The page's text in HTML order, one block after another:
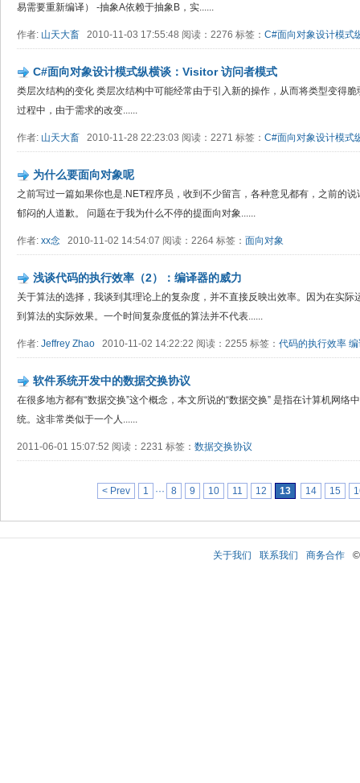
易需要重新编译） -抽象A依赖于抽象B，实......
作者: 山天大畜 2010-11-03 17:55:48 阅读：2276 标签： C#面向对象设计模式
C#面向对象设计模式纵横谈：Visitor 访问者模式
类层次结构的变化 类层次结构中可能经常由于引入新的操作，从而将类型变得
过程中，由于需求的改变......
作者: 山天大畜 2010-11-28 22:23:03 阅读：2271 标签： C#面向对象设计模式
为什么要面向对象呢
之前写过一篇如果你也是.NET程序员，收到不少留言，各种意见都有，之前的
郁闷的人道歉。 问题在于我为什么不停的提面向对象......
作者: xx念 2010-11-02 14:54:07 阅读：2264 标签： 面向对象
浅谈代码的执行效率（2）：编译器的威力
关于算法的选择，我谈到其理论上的复杂度，并不直接反映出效率。因为在实
到算法的实际效果。一个时间复杂度低的算法并不代表......
作者: Jeffrey Zhao 2010-11-02 14:22:22 阅读：2255 标签： 代码的执行效率
软件系统开发中的数据交换协议
在很多地方都有“数据交换”这个概念，本文所说的“数据交换” 是指在计算机网络
统。这非常类似于一个人......
2011-06-01 15:07:52 阅读：2231 标签： 数据交换协议
< Prev 1 ··· 8 9 10 11 12 13 14 15
关于我们 联系我们 商务合作